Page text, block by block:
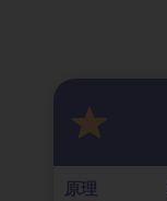
原理